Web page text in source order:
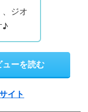
ジオ
♪
ーを読む
イト